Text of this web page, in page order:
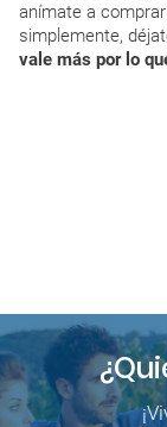
anímate a
simplemente,
vale más por lo